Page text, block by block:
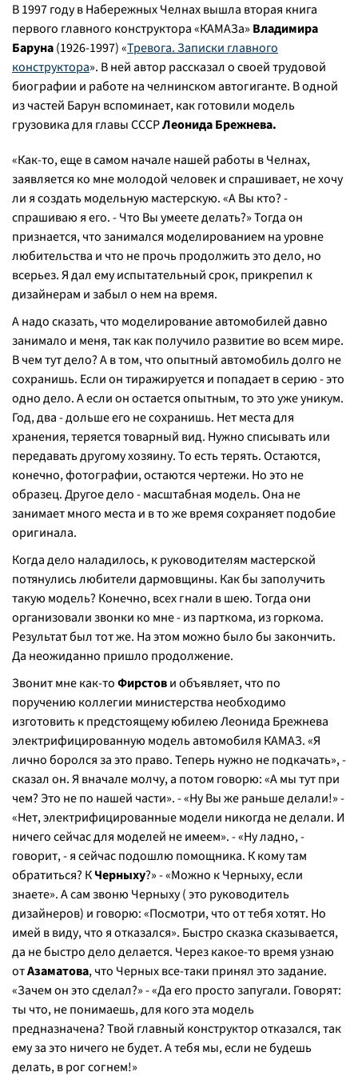
В 1997 году в Набережных Челнах вышла вторая книга
первого главного конструктора «КАМАЗа» Владимира
Баруна(1926-1997) «Тревога. Записки главного
конструктора». В ней автор рассказал о своей трудовой
биографии и работе на челнинском автогиганте. В одной
из частей Барун вспоминает, как готовили модель
грузовика для главы СССРЛеонида Брежнева.
«Как-то, еще в самом начале нашей работы в Челнах,
заявляется ко мне молодой человек и спрашивает, не хочу
ли я создать модельную мастерскую. «А Вы кто? -
спрашиваю я его. - Что Вы умеете делать?» Тогда он
признается, что занимался моделированием на уровне
любительства и что не прочь продолжить это дело, но
всерьез. Я дал ему испытательный срок, прикрепил к
дизайнерам и забыл о нем на время.
А надо сказать, что моделирование автомобилей давно
занимало и меня, так как получило развитие во всем мире.
В чем тут дело? А в том, что опытный автомобиль долго не
сохранишь. Если он тиражируется и попадает в серию - это
одно дело. А если он остается опытным, то это уже уникум.
Год, два - дольше его не сохранишь. Нет места для
хранения, теряется товарный вид. Нужно списывать или
передавать другому хозяину. То есть терять. Остаются,
конечно, фотографии, остаются чертежи. Но это не
образец. Другое дело - масштабная модель. Она не
занимает много места и в то же время сохраняет подобие
оригинала.
Когда дело наладилось, к руководителям мастерской
потянулись любители дармовщины. Как бы заполучить
такую модель? Конечно, всех гнали в шею. Тогда они
организовали звонки ко мне - из парткома, из горкома.
Результат был тот же. На этом можно было бы закончить.
Да неожиданно пришло продолжение.
Звонит мне как-тоФирстови объявляет, что по
поручению коллегии министерства необходимо
изготовить к предстоящему юбилею Леонида Брежнева
электрифицированную модель автомобиля КАМАЗ. «Я
лично боролся за это право. Теперь нужно не подкачать», -
сказал он. Я вначале молчу, а потом говорю: «А мы тут при
чем? Это не по нашей части». - «Ну Вы же раньше делали!» -
«Нет, электрифицированные модели никогда не делали. И
ничего сейчас для моделей не имеем». - «Ну ладно, -
говорит, - я сейчас подошлю помощника. К кому там
обратиться? КЧерныху?» - «Можно к Черныху, если
знаете». А сам звоню Черныху ( это руководитель
дизайнеров) и говорю: «Посмотри, что от тебя хотят. Но
имей в виду, что я отказался». Быстро сказка сказывается,
да не быстро дело делается. Через какое-то время узнаю
отАзаматова, что Черных все-таки принял это задание.
«Зачем он это сделал?» - «Да его просто запугали. Говорят:
ты что, не понимаешь, для кого эта модель
предназначена? Твой главный конструктор отказался, так
ему за это ничего не будет. А тебя мы, если не будешь
делать, в рог согнем!»